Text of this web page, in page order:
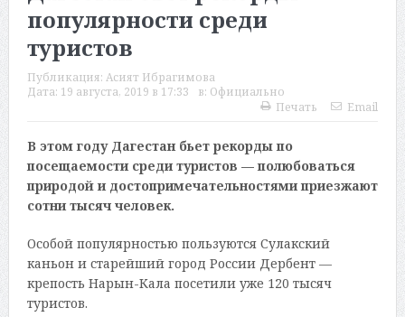
популярности среди
туристов
Публикация: Асият Ибрагимова
Дата: 19 августа, 2019 в 17:33 в: Официально
Печать
Email
В этом году Дагестан бьет рекорды по
посещаемости среди туристов — полюбоваться
природой и достопримечательностями приезжают
сотни тысяч человек.
Особой популярностью пользуются Сулакский
каньон и старейший город России Дербент —
крепость Нарын-Кала посетили уже 120 тысяч
туристов.